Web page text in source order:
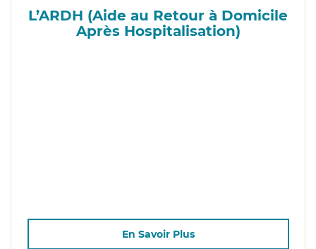
L’ARDH (Aide au Retour à Domicile
Après Hospitalisation)
En Savoir Plus